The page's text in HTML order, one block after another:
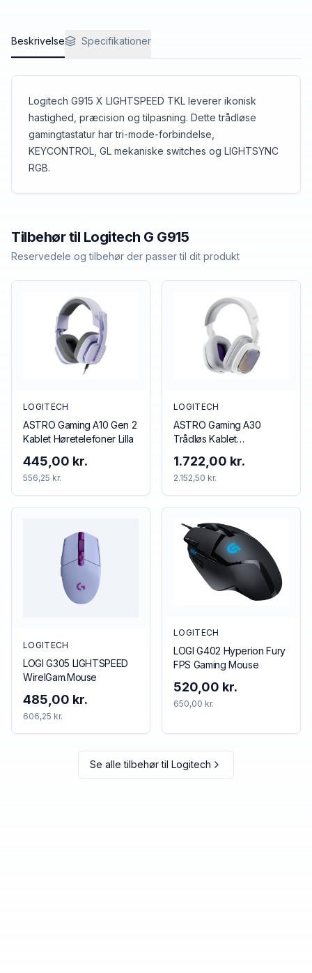
Beskrivelse Specifikationer
Logitech G915 X LIGHTSPEED TKL leverer ikonisk
hastighed, præcision og tilpasning. Dette trådløse
gamingtastatur har tri-mode-forbindelse,
KEYCONTROL, GL mekaniske switches og LIGHTSYNC
RGB.
Tilbehør til Logitech G G915
Reservedele og tilbehør der passer til dit produkt
LOGITECH
ASTRO Gaming A10 Gen 2
Kablet Høretelefoner Lilla
445,00 kr.
556,25 kr.
LOGITECH
ASTRO Gaming A30
Trådløs Kablet
1.722,00 kr.
2.152,50 kr.
LOGITECH
LOGI G305 LIGHTSPEED
WirelGam.Mouse
485,00 kr.
606,25 kr.
LOGITECH
LOGI G402 Hyperion Fury
FPS Gaming Mouse
520,00 kr.
650,00 kr.
Se alle tilbehør til Logitech